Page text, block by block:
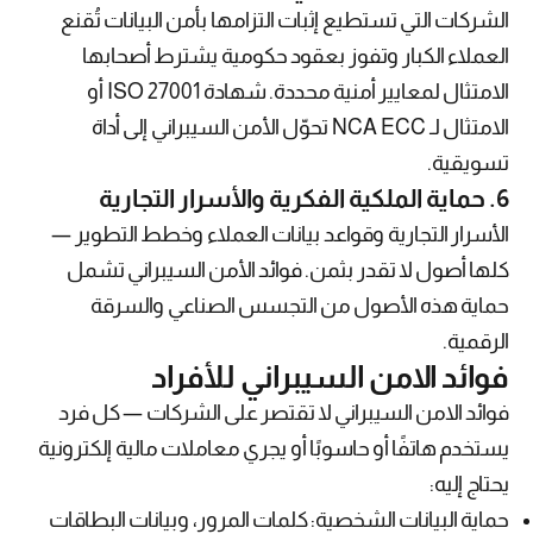
الشركات التي تستطيع إثبات التزامها بأمن البيانات تُقنع
العملاء الكبار وتفوز بعقود حكومية يشترط أصحابها
الامتثال لمعايير أمنية محددة. شهادة ISO 27001 أو
الامتثال لـ NCA ECC تحوّل الأمن السيبراني إلى أداة
تسويقية.
6. حماية الملكية الفكرية والأسرار التجارية
الأسرار التجارية وقواعد بيانات العملاء وخطط التطوير —
كلها أصول لا تقدر بثمن. فوائد الأمن السيبراني تشمل
حماية هذه الأصول من التجسس الصناعي والسرقة
الرقمية.
فوائد الامن السيبراني للأفراد
فوائد الامن السيبراني لا تقتصر على الشركات — كل فرد
يستخدم هاتفًا أو حاسوبًا أو يجري معاملات مالية إلكترونية
يحتاج إليه:
حماية البيانات الشخصية: كلمات المرور، وبيانات البطاقات